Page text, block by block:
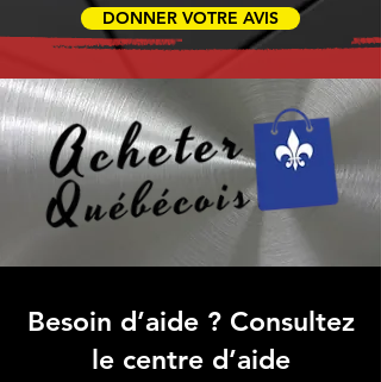
DONNER VOTRE AVIS
Besoin d’aide ? Consultez
le centre d’aide